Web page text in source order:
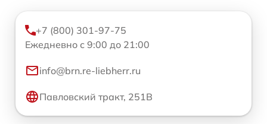
+7 (800) 301-97-75
Ежедневно с 9:00 до 21:00
info@brn.re-liebherr.ru
Павловский тракт, 251В